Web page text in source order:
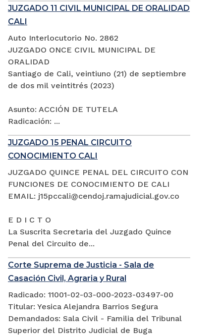
JUZGADO 11 CIVIL MUNICIPAL DE ORALIDAD
CALI
Auto Interlocutorio No. 2862
JUZGADO ONCE CIVIL MUNICIPAL DE
ORALIDAD
Santiago de Cali, veintiuno (21) de septiembre
de dos mil veintitrés (2023)
Asunto: ACCIÓN DE TUTELA
Radicación: ...
JUZGADO 15 PENAL CIRCUITO
CONOCIMIENTO CALI
JUZGADO QUINCE PENAL DEL CIRCUITO CON
FUNCIONES DE CONOCIMIENTO DE CALI
EMAIL: j15pccali@cendoj.ramajudicial.gov.co
E D I C T O
La Suscrita Secretaria del Juzgado Quince
Penal del Circuito de...
Corte Suprema de Justicia - Sala de
Casación Civil, Agraria y Rural
Radicado: 11001-02-03-000-2023-03497-00
Titular: Yesica Alejandra Barrios Segura
Demandados: Sala Civil - Familia del Tribunal
Superior del Distrito Judicial de Buga